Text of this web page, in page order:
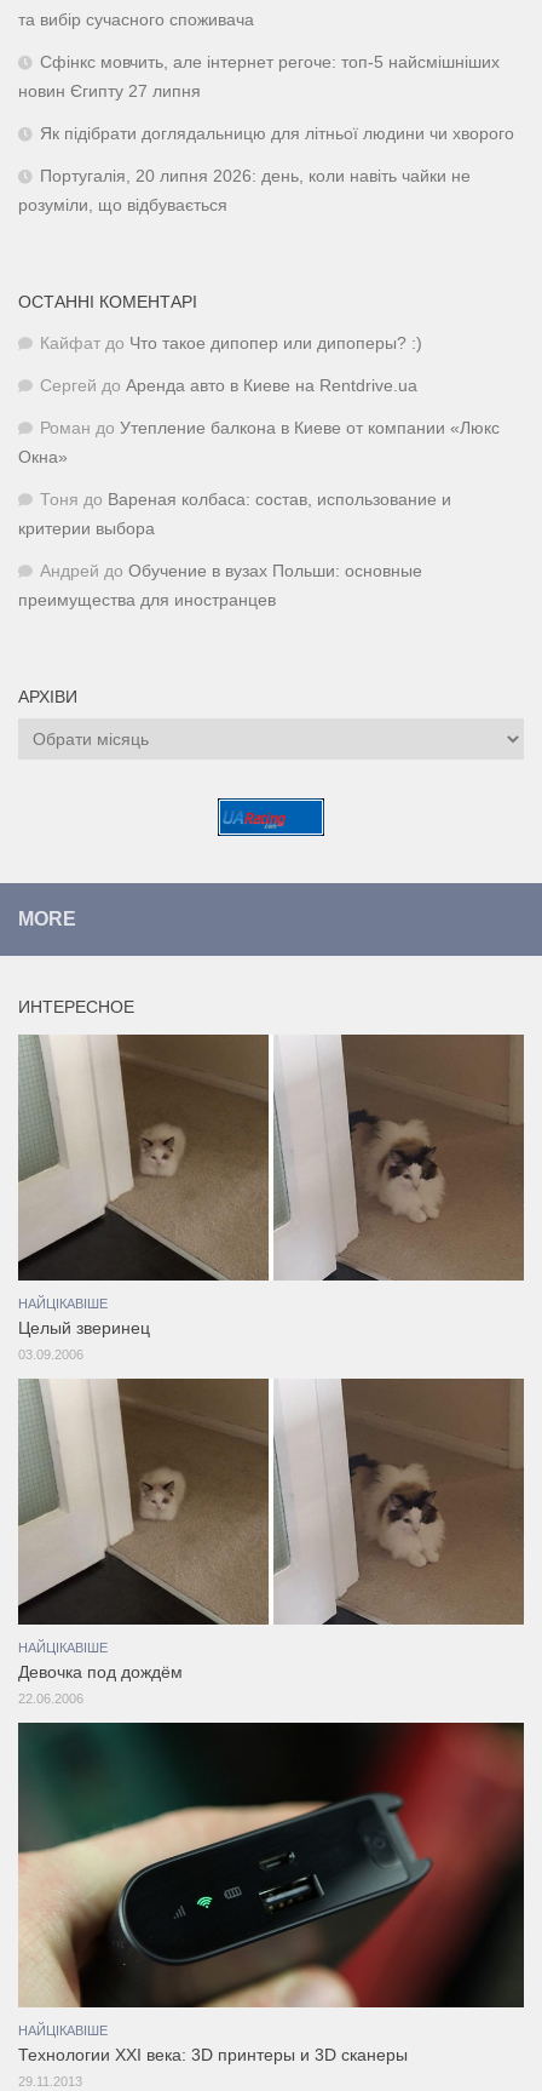
та вибір сучасного споживача
Сфінкс мовчить, але інтернет регоче: топ-5 найсмішніших
новин Єгипту 27 липня
Як підібрати доглядальницю для літньої людини чи хворого
Португалія, 20 липня 2026: день, коли навіть чайки не
розуміли, що відбувається
ОСТАННІ КОМЕНТАРІ
Кайфат до Что такое дипопер или дипоперы? :)
Сергей до Аренда авто в Киеве на Rentdrive.ua
Роман до Утепление балкона в Киеве от компании «Люкс
Окна»
Тоня до Вареная колбаса: состав, использование и
критерии выбора
Андрей до Обучение в вузах Польши: основные
преимущества для иностранцев
АРХІВИ
Архіви
MORE
ИНТЕРЕСНОЕ
НАЙЦІКАВІШЕ
Целый зверинец
03.09.2006
НАЙЦІКАВІШЕ
Девочка под дождём
22.06.2006
НАЙЦІКАВІШЕ
Технологии XXI века: 3D принтеры и 3D сканеры
29.11.2013